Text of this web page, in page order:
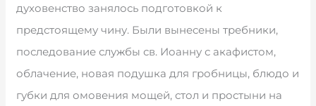
духовенство занялось подготовкой к
предстоящему чину. Были вынесены требники,
последование службы св. Иоанну с акафистом,
облачение, новая подушка для гробницы, блюдо и
губки для омовения мощей, стол и простыни на